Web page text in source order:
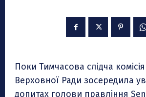
Поки Тимчасова слідча
Верховної Ради зосередила
допитах голови правління